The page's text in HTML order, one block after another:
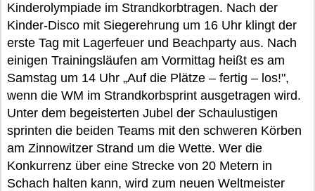
Kinderolympiade im Strandkorbtragen. Nach der
Kinder-Disco mit Siegerehrung um 16 Uhr klingt der
erste Tag mit Lagerfeuer und Beachparty aus. Nach
einigen Trainingsläufen am Vormittag heißt es am
Samstag um 14 Uhr „Auf die Plätze – fertig – los!",
wenn die WM im Strandkorbsprint ausgetragen wird.
Unter dem begeisterten Jubel der Schaulustigen
sprinten die beiden Teams mit den schweren Körben
am Zinnowitzer Strand um die Wette. Wer die
Konkurrenz über eine Strecke von 20 Metern in
Schach halten kann, wird zum neuen Weltmeister